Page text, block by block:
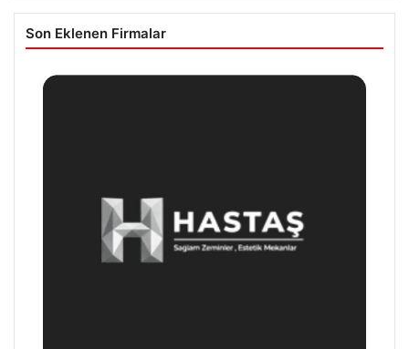
Son Eklenen Firmalar